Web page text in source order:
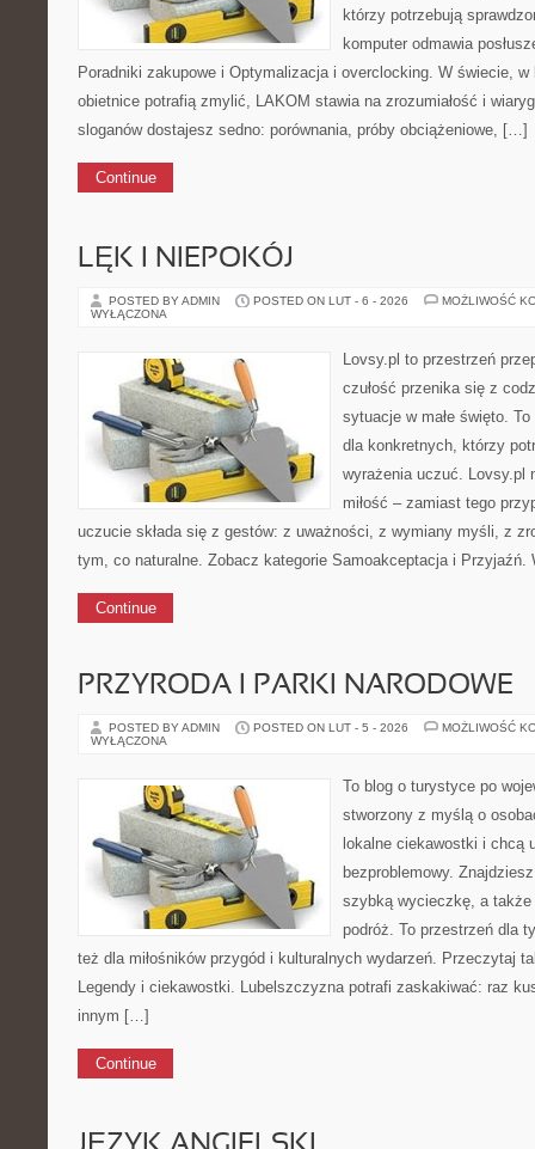
którzy potrzebują
komputer odmawia
Poradniki zakupowe i Optymalizacja i overclocking. W świecie,
obietnice potrafią zmylić, LAKOM stawia na zrozumiałość i
sloganów dostajesz sedno: porównania, próby obciążeniowe, […]
Continue
LĘK I NIEPOKÓJ
POSTED BY ADMIN POSTED ON LUT - 6 - 2026
MOŻLIWOŚĆ
WYŁĄCZONA
Lovsy.pl to przestrzeń
czułość przenika się z
sytuacje w małe święto.
dla konkretnych, którzy
wyrażenia uczuć. Lovsy.pl
miłość – zamiast tego
uczucie składa się z gestów: z uważności, z wymiany myśli, z
tym, co naturalne. Zobacz kategorie Samoakceptacja i
Continue
PRZYRODA I PARKI NARODOWE
POSTED BY ADMIN POSTED ON LUT - 5 - 2026
MOŻLIWOŚĆ
WYŁĄCZONA
To blog o turystyce po
stworzony z myślą o
lokalne ciekawostki i chcą
bezproblemowy.
szybką wycieczkę, a także
podróż. To przestrzeń dla
też dla miłośników przygód i kulturalnych wydarzeń. Przeczytaj
Legendy i ciekawostki. Lubelszczyzna potrafi zaskakiwać: raz
innym […]
Continue